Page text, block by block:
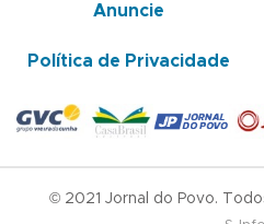
Anuncie
Política de Privacidade
© 2021 Jornal do Povo.